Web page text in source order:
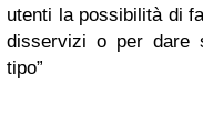
utenti la possibilità di
disservizi o per dare
tipo”